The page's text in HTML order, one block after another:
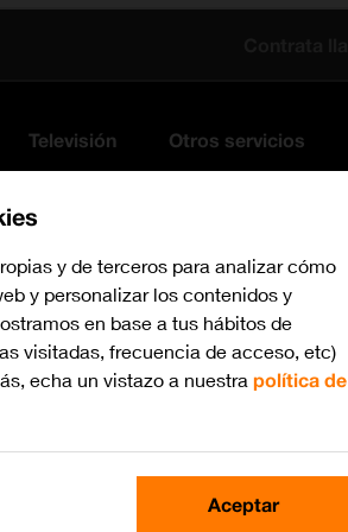
Televisión Otros servicios
y de terceros para analizar cómo
y personalizar los contenidos y
en base a tus hábitos de
visitadas, frecuencia de acceso, etc)
echa un vistazo a nuestra política de
Aceptar